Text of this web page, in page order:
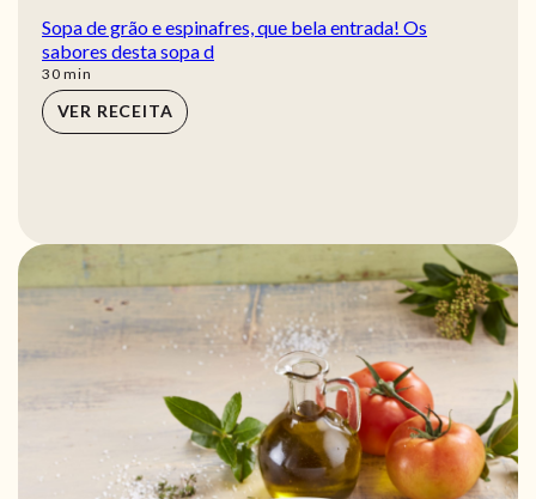
Sopa de grão e espinafres, que bela entrada! Os
sabores desta sopa d
30min
min
VER RECEITA